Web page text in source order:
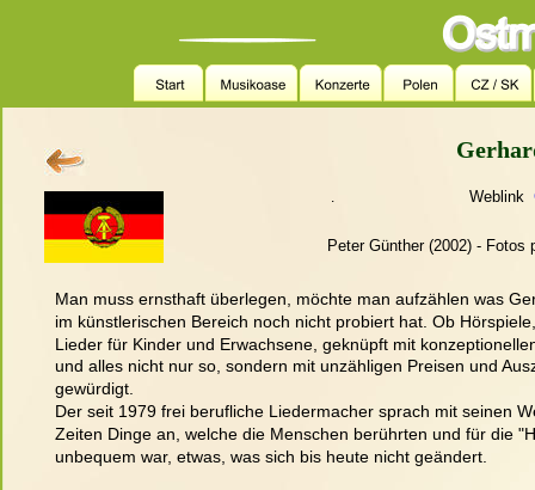
Peter Günther (2002) - Fotos
.
Man muss ernsthaft überlegen, möchte man aufzählen was
im künstlerischen Bereich noch nicht probiert hat. Ob
Lieder für Kinder und Erwachsene, geknüpft mit
und alles nicht nur so, sondern mit unzähligen Preisen und
gewürdigt.
Der seit 1979 frei berufliche Liedermacher sprach mit seinen
Zeiten Dinge an, welche die Menschen berührten und für die
unbequem war, etwas, was sich bis heute nicht geändert.
       Weblink